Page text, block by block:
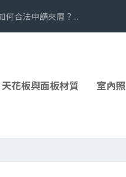
何合法申請夾層？...
天花板與面板材質 室內